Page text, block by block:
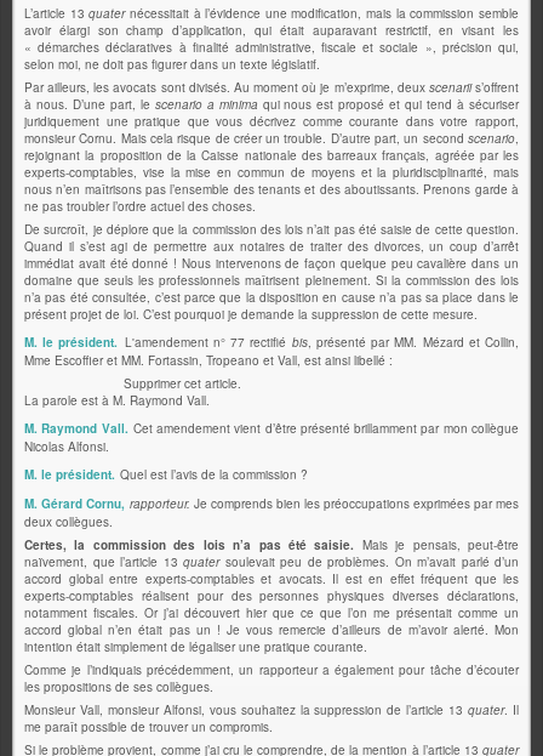
L’article 13quaternécessitait à l’évidence une modification, mais la commission semble
avoir élargi son champ d’application, qui était auparavant restrictif, en visant les
« démarches déclaratives à finalité administrative, fiscale et sociale », précision qui,
selon moi, ne doit pas figurer dans un texte législatif.
Par ailleurs, les avocats sont divisés. Au moment où je m’exprime, deux scenariis’offrent
à nous. D’une part, le scenario a minima qui nous est proposé et qui tend à sécuriser
juridiquement une pratique que vous décrivez comme courante dans votre rapport,
monsieur Cornu. Mais cela risque de créer un trouble. D’autre part, un second scenario,
rejoignant la proposition de la Caisse nationale des barreaux français, agréée par les
experts-comptables, vise la mise en commun de moyens et la pluridisciplinarité, mais
nous n’en maîtrisons pas l’ensemble des tenants et des aboutissants. Prenons garde à
ne pas troubler l’ordre actuel des choses.
De surcroît, je déplore que la commission des lois n’ait pas été saisie de cette question.
Quand il s’est agi de permettre aux notaires de traiter des divorces, un coup d’arrêt
immédiat avait été donné ! Nous intervenons de façon quelque peu cavalière dans un
domaine que seuls les professionnels maîtrisent pleinement. Si la commission des lois
n’a pas été consultée, c’est parce que la disposition en cause n’a pas sa place dans le
présent projet de loi. C’est pourquoi je demande la suppression de cette mesure.
M. le président. L'amendement n° 77 rectifié bis, présenté par MM. Mézard et Collin,
Mme Escoffier et MM. Fortassin, Tropeano et Vall, est ainsi libellé :
Supprimer cet article.
La parole est à M. Raymond Vall.
M. Raymond Vall. Cet amendement vient d’être présenté brillamment par mon collègue
Nicolas Alfonsi.
M. le président. Quel est l’avis de la commission ?
M. Gérard Cornu, rapporteur. Je comprends bien les préoccupations exprimées par mes
deux collègues.
Certes, la commission des lois n’a pas été saisie. Mais je pensais, peut-être
naïvement, que l’article 13 quatersoulevait peu de problèmes. On m’avait parlé d’un
accord global entre experts-comptables et avocats. Il est en effet fréquent que les
experts-comptables réalisent pour des personnes physiques diverses déclarations,
notamment fiscales. Or j’ai découvert hier que ce que l’on me présentait comme un
accord global n’en était pas un ! Je vous remercie d’ailleurs de m’avoir alerté. Mon
intention était simplement de légaliser une pratique courante.
Comme je l’indiquais précédemment, un rapporteur a également pour tâche d’écouter
les propositions de ses collègues.
Monsieur Vall, monsieur Alfonsi, vous souhaitez la suppression de l’article 13quater. Il
me paraît possible de trouver un compromis.
Si le problème provient, comme j’ai cru le comprendre, de la mention à l’article 13 quater